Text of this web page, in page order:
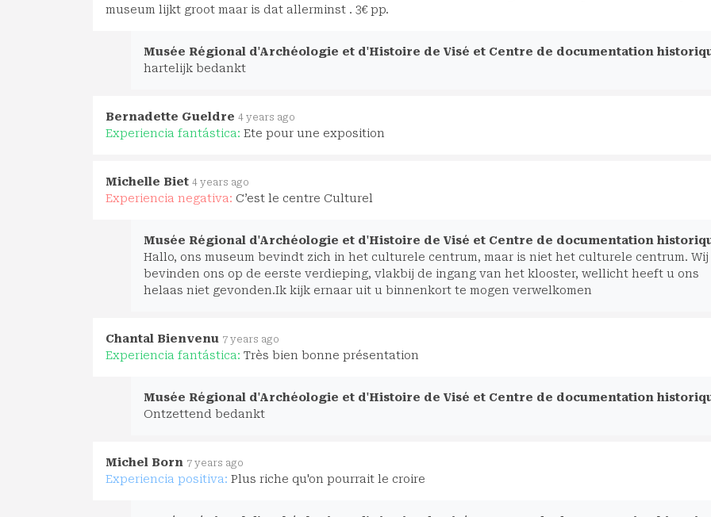
museum lijkt groot maar is dat allerminst . 3€ pp.
Musée Régional d'Archéologie et d'Histoire de Visé et Centre de documentation
hartelijk bedankt
Bernadette Gueldre 4 years ago
Experiencia fantástica: Ete pour une exposition
Michelle Biet 4 years ago
Experiencia negativa: C’est le centre Culturel
Musée Régional d'Archéologie et d'Histoire de Visé et Centre de documentation
Hallo, ons museum bevindt zich in het culturele centrum, maar is niet het culturele centrum. Wij
bevinden ons op de eerste verdieping, vlakbij de ingang van het klooster, wellicht heeft u ons
helaas niet gevonden.Ik kijk ernaar uit u binnenkort te mogen verwelkomen
Chantal Bienvenu 7 years ago
Experiencia fantástica: Très bien bonne présentation
Musée Régional d'Archéologie et d'Histoire de Visé et Centre de documentation
Ontzettend bedankt
Michel Born 7 years ago
Experiencia positiva: Plus riche qu'on pourrait le croire